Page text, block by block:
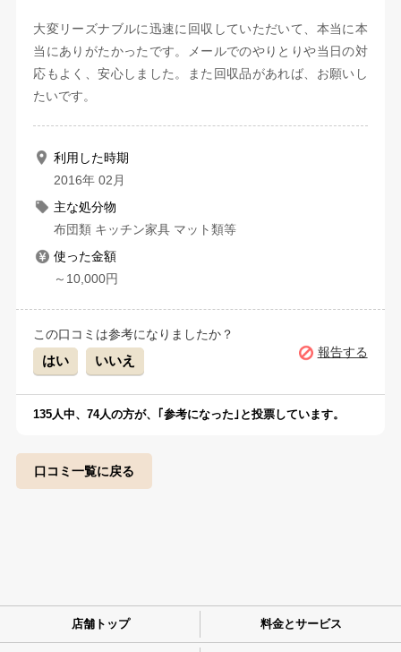
大変リーズナブルに迅速に回収していただいて、本当に本
当にありがたかったです。メールでのやりとりや当日の対
応もよく、安心しました。また回収品があれば、お願いし
たいです。
利用した時期
2016年 02月
主な処分物
布団類 キッチン家具 マット類等
使った金額
～10,000円
この口コミは参考になりましたか？
はい いいえ
報告する
135人中、74人の方が、｢参考になった｣と投票しています。
口コミ一覧に戻る
店舗トップ 料金とサービス